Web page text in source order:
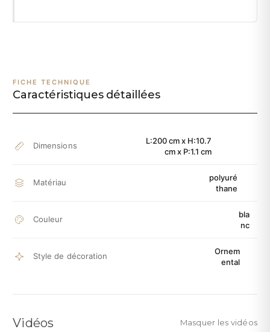
FICHE TECHNIQUE
Caractéristiques détaillées
Dimensions
L:200 cm x H:10.7
cm x P:1.1 cm
Matériau
polyuré
thane
Couleur
bla
nc
Style de décoration
Ornem
ental
Vidéos Masquer les vidéos